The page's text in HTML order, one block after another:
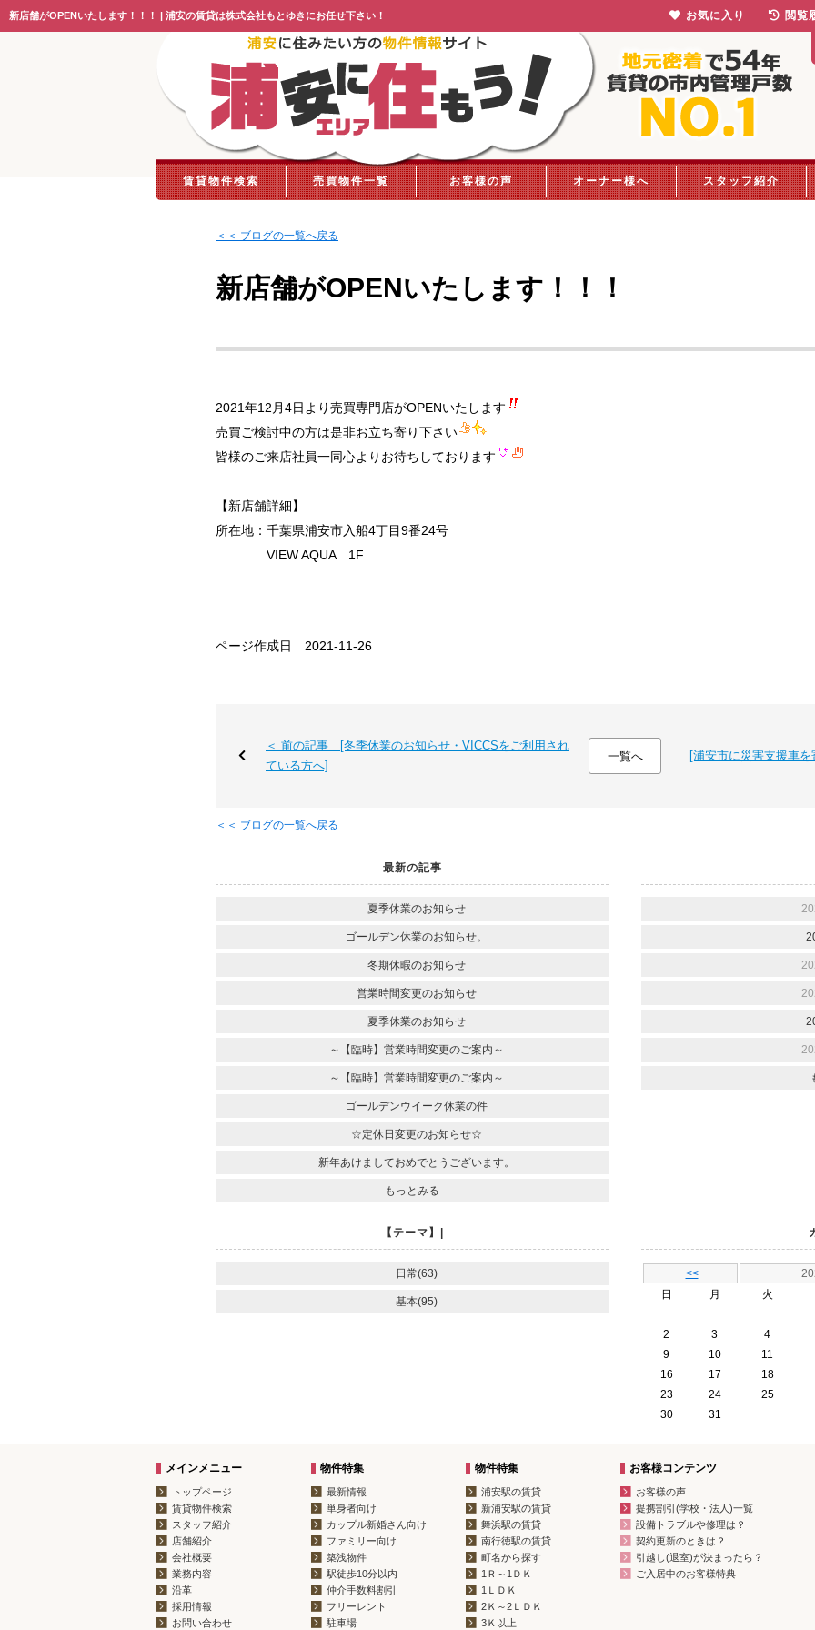
新店舗がOPENいたします！！！ | 浦安の賃貸は株式会社もとゆきにお任せ下さい！
賃貸物件検索 売買物件一覧 お客様の声 オーナー様へ スタッフ紹介
＜＜ ブログの一覧へ戻る
新店舗がOPENいたします！！！
2021年12月4日より売買専門店がOPENいたします
売買ご検討中の方は是非お立ち寄り下さい
皆様のご来店社員一同心よりお待ちしております
【新店舗詳細】
所在地：千葉県浦安市入船4丁目9番24号
VIEW AQUA 1F
ページ作成日 2021-11-26
＜ 前の記事 [冬季休業のお知らせ・VICCSをご利用され
ている方へ]
一覧へ [浦安市に災害支援車
＜＜ ブログの一覧へ戻る
最新の記事
夏季休業のお知らせ
ゴールデン休業のお知らせ。
冬期休暇のお知らせ
営業時間変更のお知らせ
夏季休業のお知らせ
～【臨時】営業時間変更のご案内～
～【臨時】営業時間変更のご案内～
ゴールデンウイーク休業の件
☆定休日変更のお知らせ☆
新年あけましておめでとうございます。
もっとみる
【テーマ】|
日常(63)
基本(95)
<<
日
月 火
2
3 4
9
10 11
16
17 18
23
24 25
30
31
メインメニュー
トップページ
賃貸物件検索
スタッフ紹介
店舗紹介
会社概要
業務内容
沿革
採用情報
お問い合わせ
物件特集
最新情報
単身者向け
カップル新婚さん向け
ファミリー向け
築浅物件
駅徒歩10分以内
仲介手数料割引
フリーレント
駐車場
物件特集
浦安駅の賃貸
新浦安駅の賃貸
舞浜駅の賃貸
南行徳駅の賃貸
町名から探す
1Ｒ～1ＤＫ
1ＬＤＫ
2Ｋ～2ＬＤＫ
3Ｋ以上
お客様コンテンツ
お客様の声
提携割引(学校・法人)一覧
設備トラブルや修理は？
契約更新のときは？
引越し(退室)が決まったら？
ご入居中のお客様特典
お気に入り 閲覧